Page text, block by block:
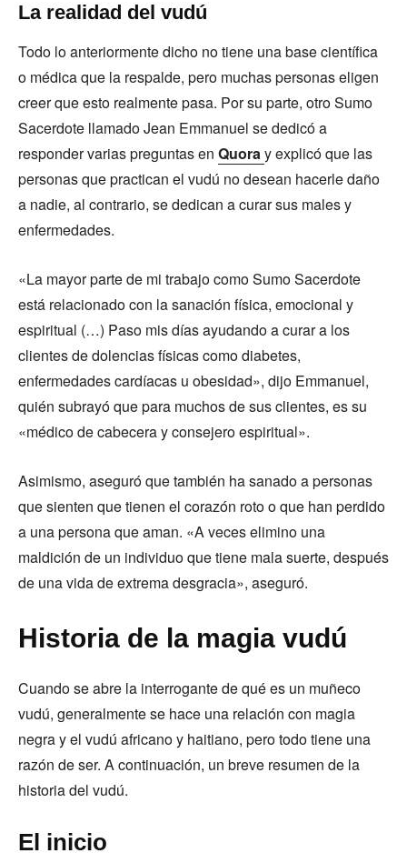
La realidad del vudú
Todo lo anteriormente dicho no tiene una base científica
o médica que la respalde, pero muchas personas eligen
creer que esto realmente pasa. Por su parte, otro Sumo
Sacerdote llamado Jean Emmanuel se dedicó a
responder varias preguntas en Quoray explicó que las
personas que practican el vudú no desean hacerle daño
a nadie, al contrario, se dedican a curar sus males y
enfermedades.
«La mayor parte de mi trabajo como Sumo Sacerdote
está relacionado con la sanación física, emocional y
espiritual (…) Paso mis días ayudando a curar a los
clientes de dolencias físicas como diabetes,
enfermedades cardíacas u obesidad», dijo Emmanuel,
quién subrayó que para muchos de sus clientes, es su
«médico de cabecera y consejero espiritual».
Asimismo, aseguró que también ha sanado a personas
que sienten que tienen el corazón roto o que han perdido
a una persona que aman. «A veces elimino una
maldición de un individuo que tiene mala suerte, después
de una vida de extrema desgracia», aseguró.
Historia de la magia vudú
Cuando se abre la interrogante de qué es un muñeco
vudú, generalmente se hace una relación con magia
negra y el vudú africano y haitiano, pero todo tiene una
razón de ser. A continuación, un breve resumen de la
historia del vudú.
El inicio